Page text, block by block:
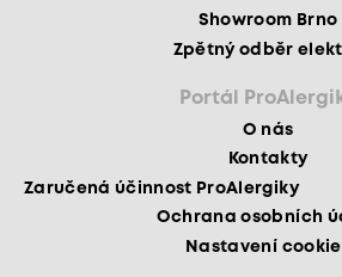
Showroom Brno
Zpětný odběr
Portál
O nás
Kontakty
Zaručená účinnost ProAlergiky
Ochrana osobních
Nastavení